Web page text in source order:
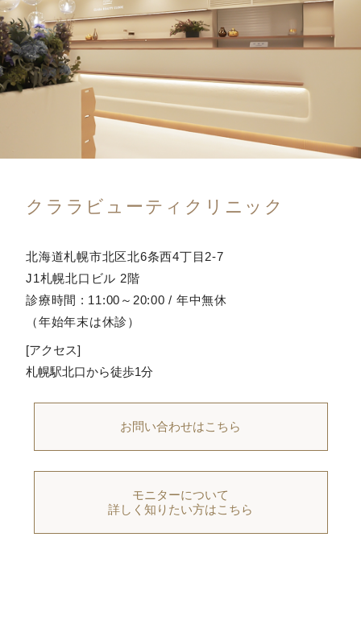
当院は、保有する個人情報に関して適用される日本の
法令、その他規範を遵守するとともに、本ポリシーの
内容を適宜見直し、その改善に努めます。
【お問い合わせ】
当院の個人情報の取扱に関するお問い合せは下記まで
クララビューティクリニック
北海道札幌市北区北6条西4丁目2-7
J1札幌北口ビル 2階
診療時間 : 11:00～20:00 / 年中無休
（年始年末は休診）
[アクセス]
札幌駅北口から徒歩1分
お問い合わせはこちら
モニターについて
詳しく知りたい方はこちら